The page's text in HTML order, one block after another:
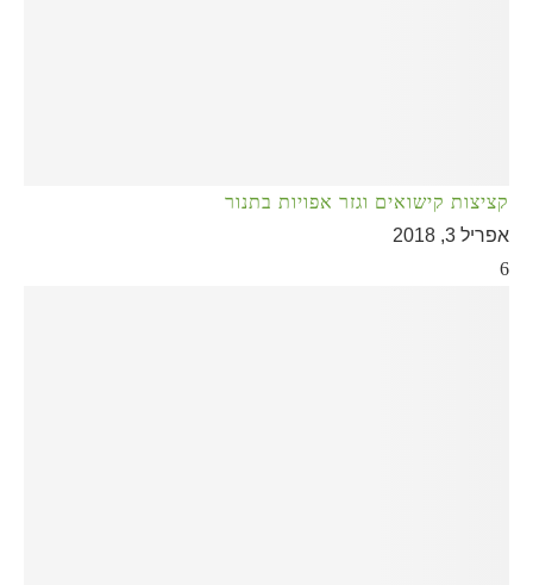
קציצות קישואים וגזר אפויות בתנור
אפריל 3, 2018
6